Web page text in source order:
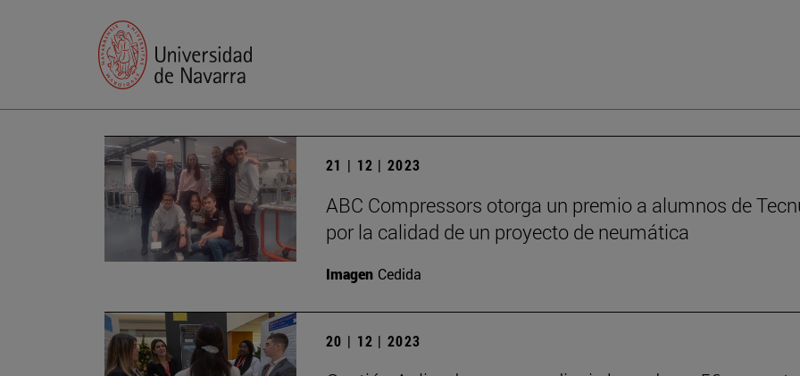
21 | 12 | 2023
ABC Compressors otorga un premio a alumnos de
por la calidad de un proyecto de neumática
Imagen Cedida
20 | 12 | 2023